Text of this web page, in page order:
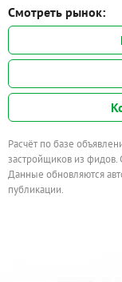
Смотреть рынок:
Расчёт по базе
застройщиков из
Данные обновляются
публикации.